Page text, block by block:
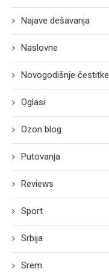
Najave dešavanja
Naslovne
Novogodišnje čestitke
Oglasi
Ozon blog
Putovanja
Reviews
Sport
Srbija
Srem